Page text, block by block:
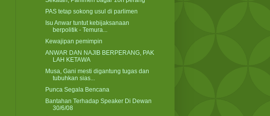
PAS tetap sokong usul di parlimen
Isu Anwar tuntut kebijaksanaan
berpolitik - Temura...
Kewajipan pemimpin
ANWAR DAN NAJIB BERPERANG, PAK
LAH KETAWA
Musa, Gani mesti digantung tugas dan
tubuhkan sias...
Punca Segala Bencana
Bantahan Terhadap Speaker Di Dewan
30/6/08